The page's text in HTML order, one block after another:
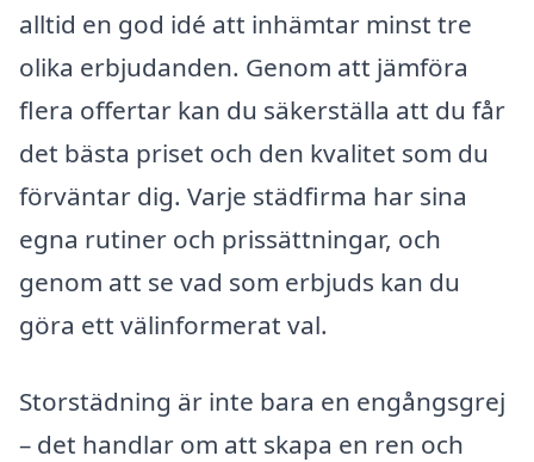
alltid en god idé att inhämtar minst tre
olika erbjudanden. Genom att jämföra
flera offertar kan du säkerställa att du får
det bästa priset och den kvalitet som du
förväntar dig. Varje städfirma har sina
egna rutiner och prissättningar, och
genom att se vad som erbjuds kan du
göra ett välinformerat val.
Storstädning är inte bara en engångsgrej
– det handlar om att skapa en ren och